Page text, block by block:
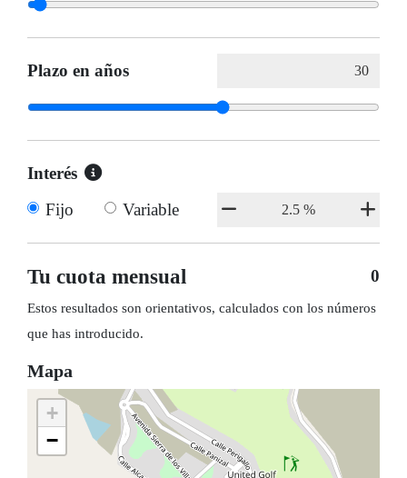
Plazo en años
Interés
Fijo
Variable
Tu cuota mensual 0
Estos resultados son orientativos, calculados con los números
que has introducido.
Mapa
+
−